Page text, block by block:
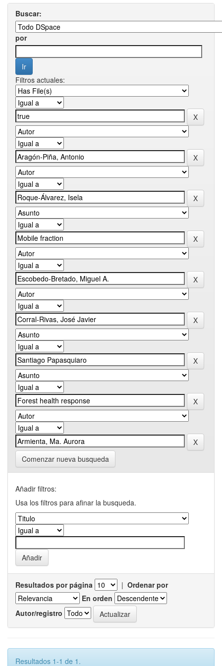
Buscar:
por
Filtros actuales:
Comenzar nueva busqueda
Añadir filtros:
Usa los filtros para afinar la busqueda.
Resultados por página | Ordenar por
En orden
Autor/registro
Resultados 1-1 de 1.